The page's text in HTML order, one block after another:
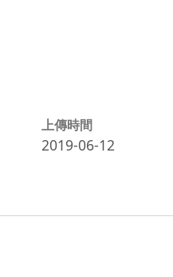
上傳時間
2019-06-12